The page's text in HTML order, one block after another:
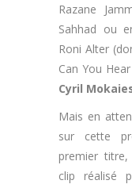
Razane
Sahhad ou
Roni Alter
Can You
Cyril
Mais en
sur cette
premier titre,
clip réalisé